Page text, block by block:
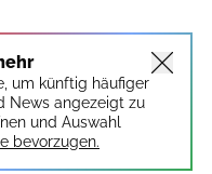
um künftig häufiger
News angezeigt zu
und Auswahl
bevorzugen.